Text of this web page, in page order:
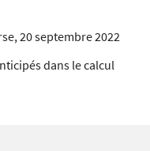
20 septembre 2022
dans le calcul